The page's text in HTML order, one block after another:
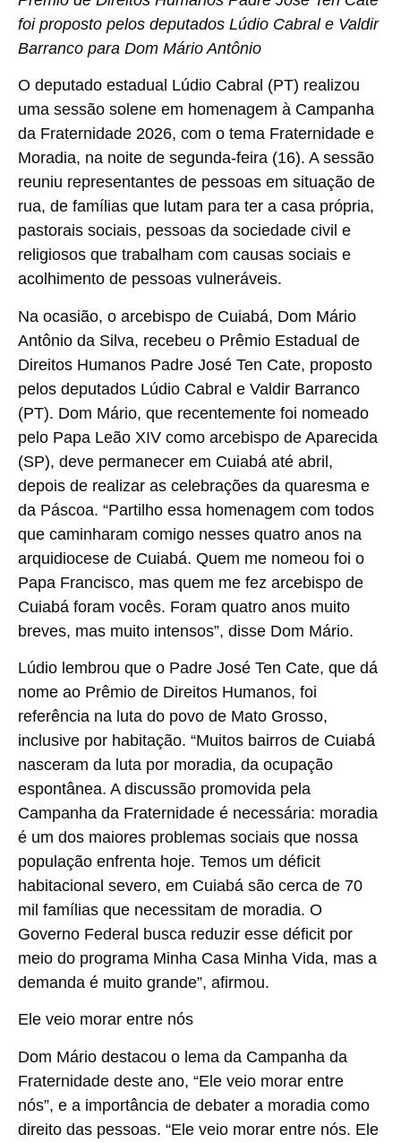
foi proposto pelos deputados Lúdio Cabral e Valdir
Barranco para Dom Mário Antônio
O deputado estadual Lúdio Cabral (PT) realizou
uma sessão solene em homenagem à Campanha
da Fraternidade 2026, com o tema Fraternidade e
Moradia, na noite de segunda-feira (16). A sessão
reuniu representantes de pessoas em situação de
rua, de famílias que lutam para ter a casa própria,
pastorais sociais, pessoas da sociedade civil e
religiosos que trabalham com causas sociais e
acolhimento de pessoas vulneráveis.
Na ocasião, o arcebispo de Cuiabá, Dom Mário
Antônio da Silva, recebeu o Prêmio Estadual de
Direitos Humanos Padre José Ten Cate, proposto
pelos deputados Lúdio Cabral e Valdir Barranco
(PT). Dom Mário, que recentemente foi nomeado
pelo Papa Leão XIV como arcebispo de Aparecida
(SP), deve permanecer em Cuiabá até abril,
depois de realizar as celebrações da quaresma e
da Páscoa. “Partilho essa homenagem com todos
que caminharam comigo nesses quatro anos na
arquidiocese de Cuiabá. Quem me nomeou foi o
Papa Francisco, mas quem me fez arcebispo de
Cuiabá foram vocês. Foram quatro anos muito
breves, mas muito intensos”, disse Dom Mário.
Lúdio lembrou que o Padre José Ten Cate, que dá
nome ao Prêmio de Direitos Humanos, foi
referência na luta do povo de Mato Grosso,
inclusive por habitação. “Muitos bairros de Cuiabá
nasceram da luta por moradia, da ocupação
espontânea. A discussão promovida pela
Campanha da Fraternidade é necessária: moradia
é um dos maiores problemas sociais que nossa
população enfrenta hoje. Temos um déficit
habitacional severo, em Cuiabá são cerca de 70
mil famílias que necessitam de moradia. O
Governo Federal busca reduzir esse déficit por
meio do programa Minha Casa Minha Vida, mas a
demanda é muito grande”, afirmou.
Ele veio morar entre nós
Dom Mário destacou o lema da Campanha da
Fraternidade deste ano, “Ele veio morar entre
nós”, e a importância de debater a moradia como
direito das pessoas. “Ele veio morar entre nós. Ele